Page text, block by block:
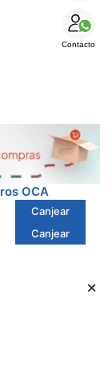
Contacto
OCA
Canjear
Canjear